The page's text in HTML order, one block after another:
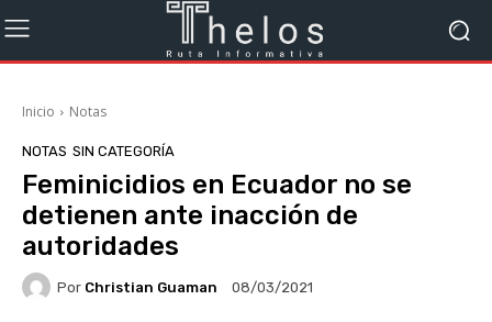
Inicio Notas
NOTAS SIN CATEGORÍA
Feminicidios en Ecuador no se
detienen ante inacción de
autoridades
Por Christian Guaman 08/03/2021